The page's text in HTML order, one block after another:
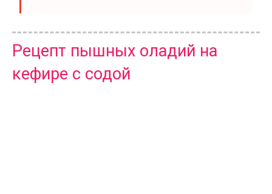
Рецепт пышных оладий на
кефире с содой